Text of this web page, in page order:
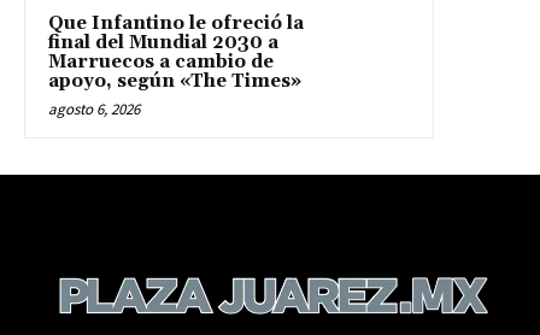
Que Infantino le ofreció la
final del Mundial 2030 a
Marruecos a cambio de
apoyo, según «The Times»
agosto 6, 2026